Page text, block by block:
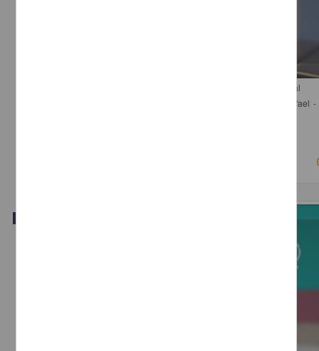
Comentarios a las Recientes Reformas a la Ley de Propiedad Industrial
Michaus, Martín; Alba Betancourt, Ana Georgina; Pérez Miranda, Rafael